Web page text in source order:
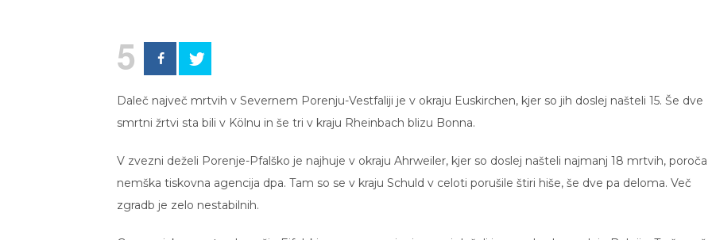
5
Daleč največ mrtvih v Severnem Porenju-Vestfaliji je v okraju Euskirchen, kjer so jih doslej našteli 15. Še dve
smrtni žrtvi sta bili v Kölnu in še tri v kraju Rheinbach blizu Bonna.
V zvezni deželi Porenje-Pfalško je najhuje v okraju Ahrweiler, kjer so doslej našteli najmanj 18 mrtvih, poroča
nemška tiskovna agencija dpa. Tam so se v kraju Schuld v celoti porušile štiri hiše, še dve pa deloma. Več
zgradb je zelo nestabilnih.